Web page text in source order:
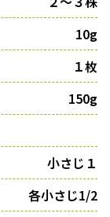
10g
１枚
150g
小さじ１
各小さじ1/2